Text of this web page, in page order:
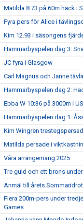
Matilda 8.73 på 60m häck i
Fyra pers för Alice i
Kim 12.93 i säsongens
Hammarbyspelen dag 3:
JC fyra i Glasgow
Carl Magnus och Janne
Hammarbyspelen dag 2:
Ebba W 10:36 på 3000m i
Hammarbyspelen dag 1:
Kim Wingren
Matilda persade i
Våra arrangemang 2025
Tre guld och ett brons
Anmäl till årets
Flera 200m-pers under
Games